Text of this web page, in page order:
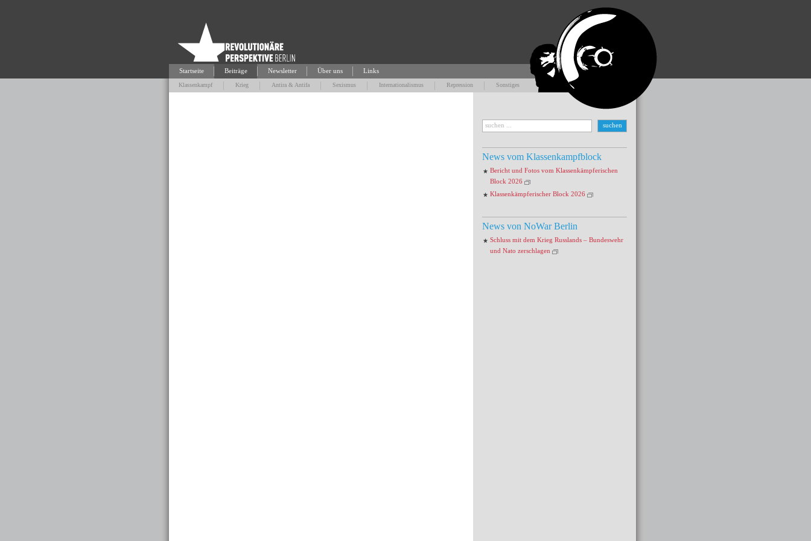
Startseite Beiträge Newsletter Über uns Links
Klassenkampf Krieg Antira & Antifa Sexismus Internationalismus Repression Sonstiges
News vom Klassenkampfblock
Bericht und Fotos vom Klassenkämpferischen
Block 2026
Klassenkämpferischer Block 2026
News von NoWar Berlin
Schluss mit dem Krieg Russlands – Bundeswehr
und Nato zerschlagen